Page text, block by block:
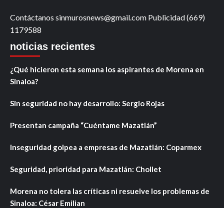
Contáctanos sinmurosnews@gmail.com Publicidad (669)
1179588
noticias recientes
¿Qué hicieron esta semana los aspirantes de Morena en
Sinaloa?
Sin seguridad no hay desarrollo: Sergio Rojas
Presentan campaña “Cuéntame Mazatlán”
Inseguridad golpea a empresas de Mazatlán: Coparmex
Seguridad, prioridad para Mazatlán: Chollet
Morena no tolera las críticas ni resuelve los problemas de
Sinaloa: César Emilian